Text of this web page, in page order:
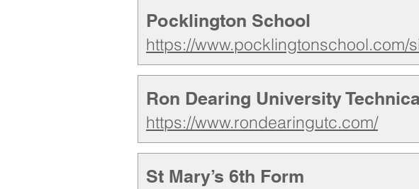
Pocklington School
https://www.pocklingtonschool.com/
Ron Dearing University
https://www.rondearingutc.com/
St Mary’s 6th Form